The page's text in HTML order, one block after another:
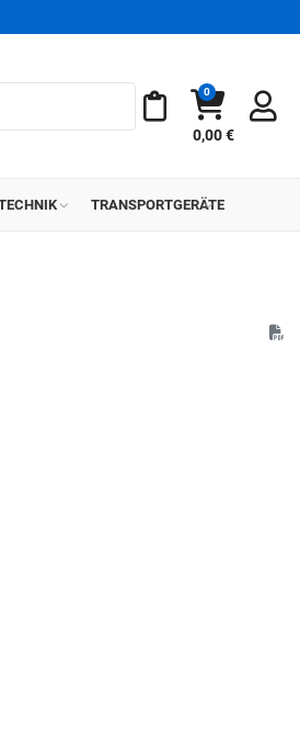
Meine Merkliste
Warenkorb
0
0,00 €
TRANSPORTGERÄTE